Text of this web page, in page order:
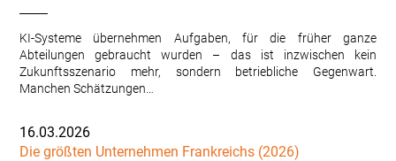
KI-Systeme übernehmen Aufgaben, für die früher ganze
Abteilungen gebraucht wurden – das ist inzwischen kein
Zukunftsszenario mehr, sondern betriebliche Gegenwart.
Manchen Schätzungen…
16.03.2026
Die größten Unternehmen Frankreichs (2026)